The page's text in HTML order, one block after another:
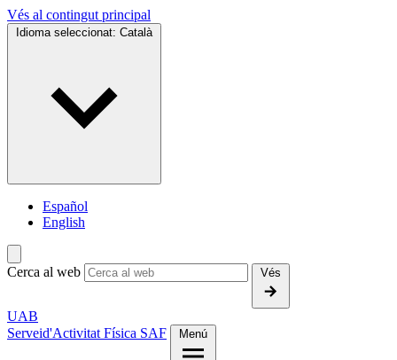
Vés al contingut principal
Idioma seleccionat: Català
Español
English
Cerca al web Vés
UAB
Serveid'Activitat Física SAF Menú